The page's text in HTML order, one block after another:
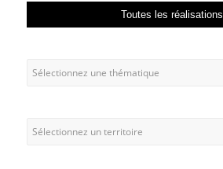
Toutes les réalisations